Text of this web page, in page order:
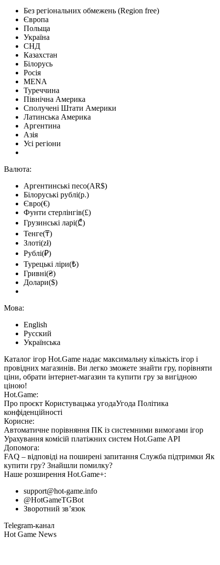
Без регіональних обмежень (Region free)
Європа
Польща
Україна
СНД
Казахстан
Білорусь
Росія
MENA
Туреччина
Північна Америка
Сполучені Штати Америки
Латинська Америка
Аргентина
Азія
Усі регіони
Валюта:
Аргентинські песо(AR$)
Білоруські рублі(р.)
Євро(€)
Фунти стерлінгів(£)
Грузинські ларі(₾)
Тенге(₸)
Злоті(zł)
Рублі(₽)
Турецькі ліри(₺)
Гривні(₴)
Долари($)
Мова:
English
Русский
Українська
Каталог ігор Hot.Game надає максимальну кількість ігор і
провідних магазинів. Ви легко зможете знайти гру, порівняти
ціни, обрати інтернет-магазин та купити гру за вигідною
ціною!
Hot.Game:
Про проєкт Користувацька угодаУгода Політика
конфіденційності
Корисне:
Автоматичне порівняння ПК із системними вимогами ігор
Урахування комісій платіжних систем Hot.Game API
Допомога:
FAQ – відповіді на поширені запитання Служба підтримки Як
купити гру? Знайшли помилку?
Наше розширення Hot.Game+:
support@hot-game.info
@HotGameTGBot
Зворотний зв’язок
Telegram-канал
Hot Game News